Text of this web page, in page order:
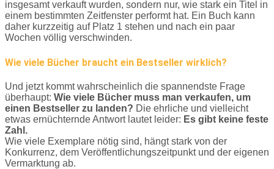
insgesamt verkauft wurden, sondern nur, wie stark ein Titel in
einem bestimmten Zeitfenster performt hat. Ein Buch kann
daher kurzzeitig auf Platz 1 stehen und nach ein paar
Wochen völlig verschwinden.
Wie viele Bücher braucht ein Bestseller wirklich?
Und jetzt kommt wahrscheinlich die spannendste Frage
überhaupt: Wie viele Bücher muss man verkaufen, um
einen Bestseller zu landen? Die ehrliche und vielleicht
etwas ernüchternde Antwort lautet leider: Es gibt keine feste
Zahl.
Wie viele Exemplare nötig sind, hängt stark von der
Konkurrenz, dem Veröffentlichungszeitpunkt und der eigenen
Vermarktung ab.